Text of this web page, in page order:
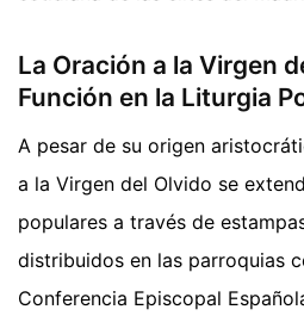
La Oración a la Virgen
Función en la Liturgia
A pesar de su origen
a la Virgen del Olvido se
populares a través de
distribuidos en las parroquias
Conferencia Episcopal